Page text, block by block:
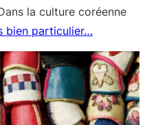
la culture coréenne
bien particulier…